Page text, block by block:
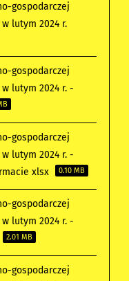
gospodarczej
lutym 2024 r.
gospodarczej
lutym 2024 r. -
gospodarczej
lutym 2024 r. -
xlsx
0.10 MB
gospodarczej
lutym 2024 r. -
2.01 MB
gospodarczej